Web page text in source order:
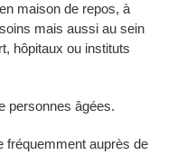
maison de repos, à
mais aussi au sein
hôpitaux ou instituts
personnes âgées.
fréquemment auprès de